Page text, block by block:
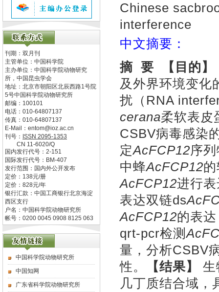
刊期：双月刊
主管单位： 中国科学院
主办单位： 中国科学院动物研究
所，中国昆虫学会
地址： 北京市朝阳区北辰西路1号院
5号中国科学院动物研究所
邮编： 100101
电话： 010-64807137
传真： 010-64807137
E-Mail： entom@ioz.ac.cn
刊号： ISSN 2095-1353
CN 11-6020/Q
国内发行代号： 2-151
国际发行代号： BM-407
发行范围：国内外公开发布
定价： 138元/册
定价： 828元/年
银行汇款：中国工商银行北京海淀
西区支行
户名：中国科学院动物研究所
帐号：0200 0045 0908 8125 063
中国科学院动物研究所
中国知网
广东省科学院动物研究所
Chinese
interference
中文摘要：
摘 要 【目的】
及外界环境变化
扰 （RNA
cerana柔软表皮
CSBV病毒感染
定AcFCP12序
中蜂AcFCP12
AcFCP12进行
表达双链ds
AcFCP12的表
qrt-pcr检测
量，分析CSBV
性。
【结果】
生
几丁质结合域，